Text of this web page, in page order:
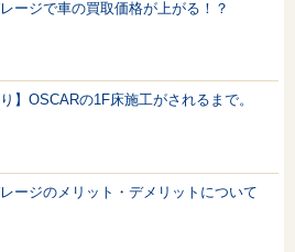
ージで車の買取価格が上がる！？
り】OSCARの1F床施工がされるまで。
ージのメリット・デメリットについて